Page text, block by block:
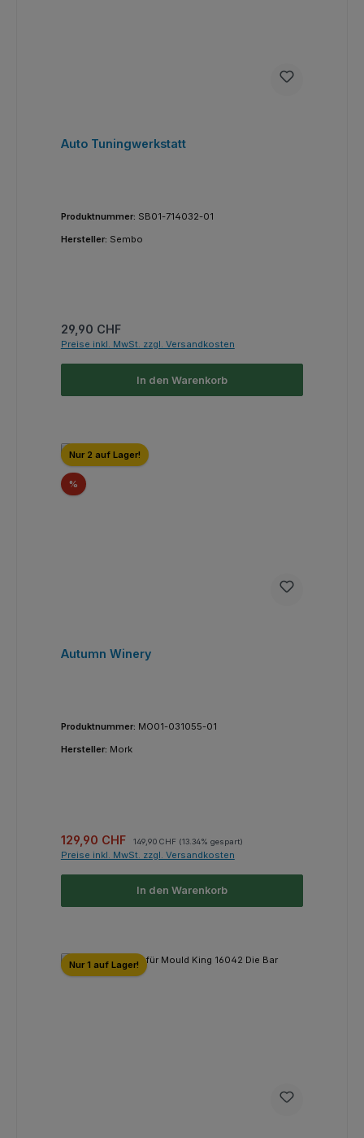
Auto Tuningwerkstatt
Produktnummer: SB01-714032-01
Hersteller: Sembo
Regulärer Preis:
29,90 CHF
Preise inkl. MwSt. zzgl. Versandkosten
In den Warenkorb
Nur 2 auf Lager!
%Rabatt
Autumn Winery
Produktnummer: MO01-031055-01
Hersteller: Mork
Verkaufspreis:
129,90 CHF 149,90 CHF (13.34% gespart)
Preise inkl. MwSt. zzgl. Versandkosten
In den Warenkorb
Nur 1 auf Lager!